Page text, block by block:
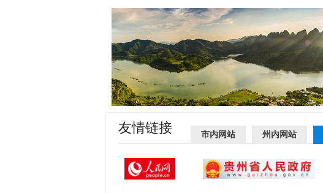
友情链接 市内网站 州内网站